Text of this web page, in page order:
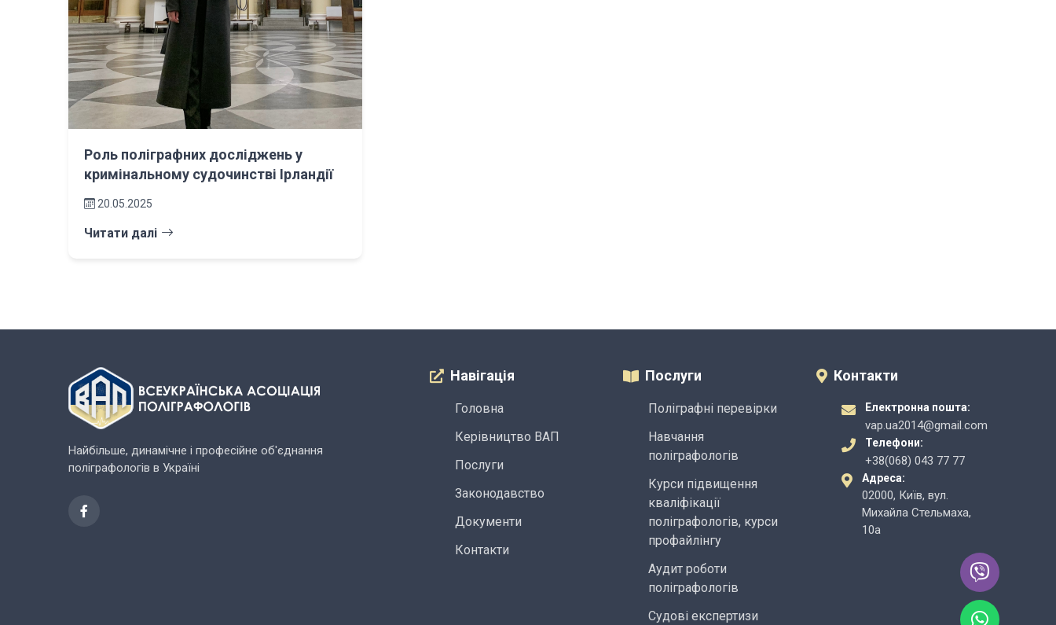
Роль поліграфних досліджень у
кримінальному судочинстві Ірландії
20.05.2025
Читати далі
Найбільше, динамічне і професійне об'єднання
поліграфологів в Україні
Навігація
Головна
Керівництво ВАП
Послуги
Законодавство
Документи
Контакти
Послуги
Поліграфні перевірки
Навчання
поліграфологів
Курси підвищення
кваліфікації
поліграфологів, курси
профайлінгу
Аудит роботи
поліграфологів
Судові експертизи
Контакти
Електронна пошта:
vap.ua2014@gmail.com
Телефони:
+38(068) 043 77 77
Адреса:
02000, Київ, вул.
Михайла Стельмаха,
10а